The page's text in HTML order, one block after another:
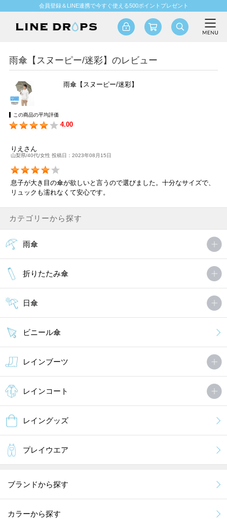
会員登録＆LINE連携で今すぐ使える500ポイントプレゼント
雨傘【スヌーピー/迷彩】のレビュー
雨傘【スヌーピー/迷彩】
この商品の平均評価
4.00
りえさん
山梨県/40代/女性 投稿日：2023年08月15日
息子が大き目の傘が欲しいと言うので選びました。十分なサイズで、
リュックも濡れなくて安心です。
カテゴリーから探す
雨傘
折りたたみ傘
日傘
ビニール傘
レインブーツ
レインコート
レイングッズ
プレイウエア
ブランドから探す
カラーから探す